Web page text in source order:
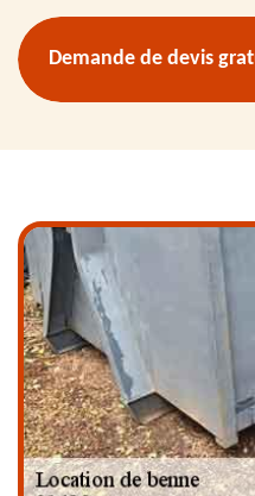
Demande de devis